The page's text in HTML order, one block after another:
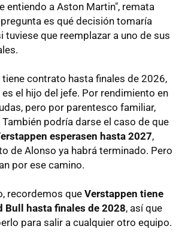
entiendo a Aston Martin", remata
es qué decisión tomaría
tuviese que reemplazar a uno de sus
tiene contrato hasta finales de 2026,
el hijo del jefe. Por rendimiento en
pero por parentesco familiar,
podría darse el caso de que
esperasen hasta 2027,
de Alonso ya habrá terminado. Pero
por ese camino.
recordemos que Verstappen tiene
Bull hasta finales de 2028, así que
para salir a cualquier otro equipo.